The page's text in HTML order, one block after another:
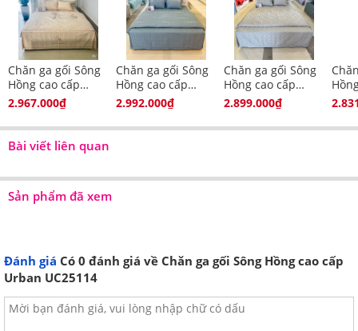
bọc) theo kích
thước
✓01 Chăn xuân
thu kích thước
200x220cm
phủ) theo kích
thước
✓
01 Chăn xuân
thu kích thước
200x220cm
Hình ảnh chụp thực tế bộ chăn ga gối
Sông Hồng Urban:
Hướng dẫn vệ sinh bộ chăn ga gối Sông
Chăn ga gối Sông
Hồng cao cấp
Urban UC25108
2.967.000₫
Chăn ga gối Sông
Hồng cao cấp
Urban UC25109
2.992.000₫
Chăn ga gối Sông
Hồng cao cấp
Urban UC25110
2.899.000₫
Bài viết liên quan
Sản phẩm đã xem
Đánh giá Có 0 đánh giá về Chăn ga gối Sông Hồng cao cấp
Urban UC25114